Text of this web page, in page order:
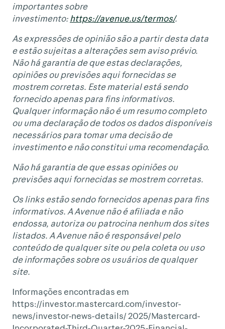
importantes sobre
investimento: https://avenue.us/termos/.
As expressões de opinião são a partir desta data
e estão sujeitas a alterações sem aviso prévio.
Não há garantia de que estas declarações,
opiniões ou previsões aqui fornecidas se
mostrem corretas. Este material está sendo
fornecido apenas para fins informativos.
Qualquer informação não é um resumo completo
ou uma declaração de todos os dados disponíveis
necessários para tomar uma decisão de
investimento e não constitui uma recomendação.
Não há garantia de que essas opiniões ou
previsões aqui fornecidas se mostrem corretas.
Os links estão sendo fornecidos apenas para fins
informativos. A Avenue não é afiliada e não
endossa, autoriza ou patrocina nenhum dos sites
listados. A Avenue não é responsável pelo
conteúdo de qualquer site ou pela coleta ou uso
de informações sobre os usuários de qualquer
site.
Informações encontradas em
https://investor.mastercard.com/investor-
news/investor-news-details/ 2025/Mastercard-